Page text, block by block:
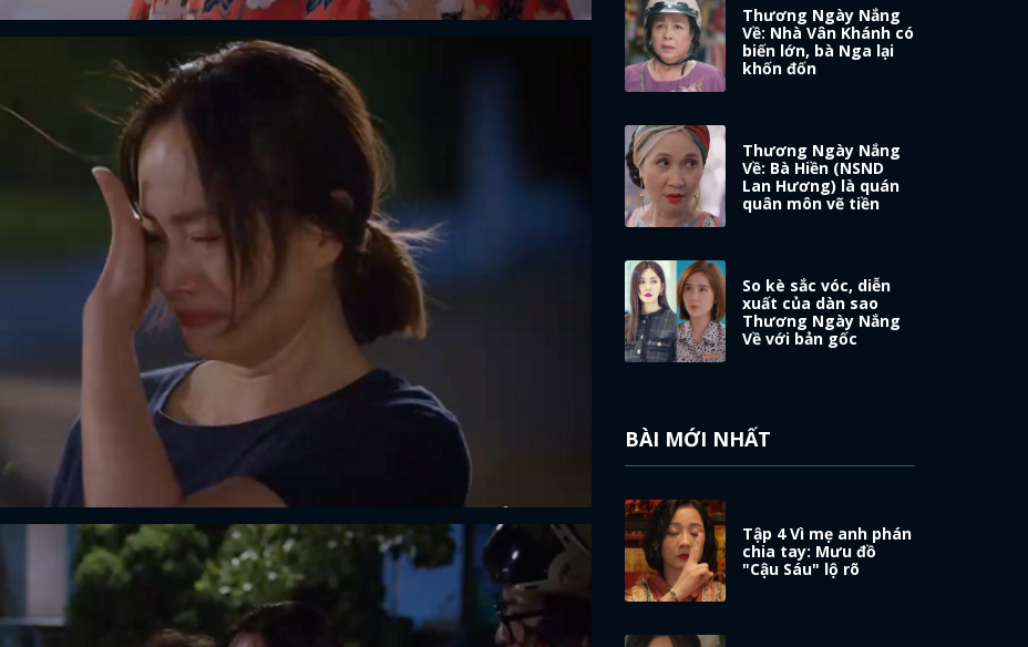
Thương Ngày Nắng
Về: Nhà Vân Khánh có
biến lớn, bà Nga lại
khốn đốn
Thương Ngày Nắng
Về: Bà Hiền (NSND
Lan Hương) là quán
quân môn vẽ tiền
So kè sắc vóc, diễn
xuất của dàn sao
Thương Ngày Nắng
Về với bản gốc
BÀI MỚI NHẤT
Tập 4 Vì mẹ anh phán
chia tay: Mưu đồ
"Cậu Sáu" lộ rõ